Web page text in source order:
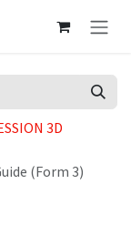
3D
(Form 3)